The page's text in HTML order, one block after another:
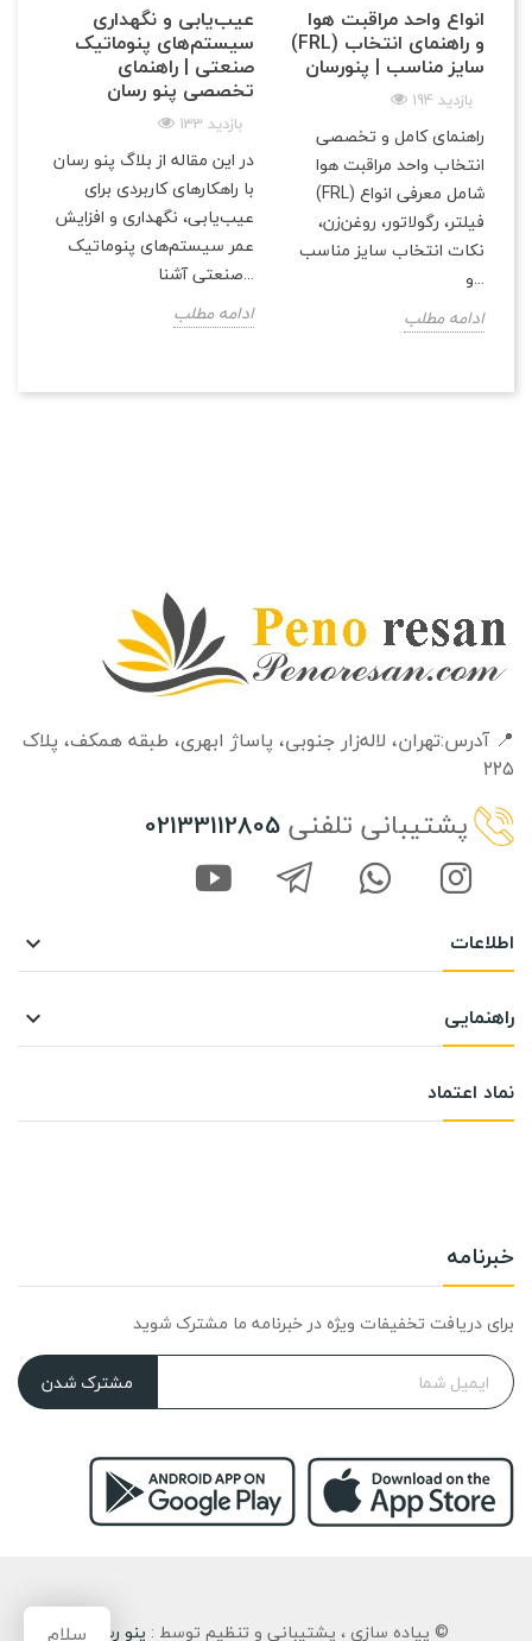
عیب‌یابی و نگهداری
سیستم‌های پنوماتیک
صنعتی | راهنمای
تخصصی پنو رسان
133 بازدید
در این مقاله از بلاگ پنو رسان
با راهکارهای کاربردی برای
عیب‌یابی، نگهداری و افزایش
عمر سیستم‌های پنوماتیک
صنعتی آشنا...
ادامه مطلب
انواع واحد مراقبت هوا
(FRL) و راهنمای انتخاب
سایز مناسب | پنو‌رسان
194 بازدید
راهنمای کامل و تخصصی
انتخاب واحد مراقبت هوا
(FRL) شامل معرفی انواع
فیلتر، رگولاتور، روغن‌زن،
نکات انتخاب سایز مناسب
و...
ادامه مطلب
📍 آدرس:تهران، لاله‌زار جنوبی، پاساژ ابهری، طبقه‌ همکف، پلاک
۲۲۵
پشتیبانی تلفنی 02133112805
اطلاعات 
راهنمایی 
نماد اعتماد
خبرنامه
برای دریافت تخفیفات ویژه در خبرنامه ما مشترک شوید
مشترک شدن
© پیاده سازی ، پشتیبانی و تنظیم توسط : پنو رسانسلام